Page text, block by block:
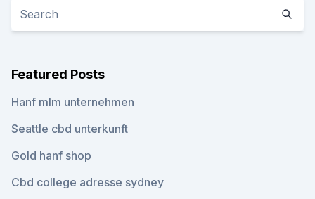
Featured Posts
Hanf mlm unternehmen
Seattle cbd unterkunft
Gold hanf shop
Cbd college adresse sydney